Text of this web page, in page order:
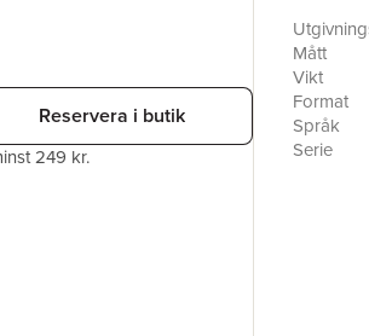
Reservera i butik
249 kr.
Boye
Bodil
Med
Mått
Vikt
Format
Språk
Serie